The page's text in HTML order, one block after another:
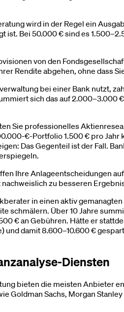
wird in der Regel ein
Bei 50.000 € sind es
von den
Rendite abgehen, ohne dass
bei einer Bank nutzt,
sich das auf
Sie professionelles
€-Portfolio 1.500 € pro
Das Gegenteil ist der Fall.
Ihre Anlageentscheidungen
zu besseren
in einen aktiv
schmälern. Über 10 Jahre
€ an Gebühren. Hätte er
damit 8.600–10.600 €
Diensten
bieten die meisten Anbieter
Sachs, Morgan